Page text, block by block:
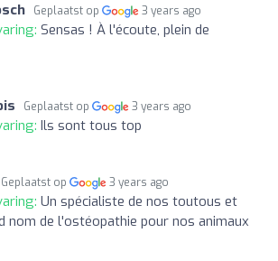
Geplaatst op 3 years ago
Sensas ! À l'écoute, plein de
Geplaatst op 3 years ago
Ils sont tous top
Geplaatst op 3 years ago
Un spécialiste de nos toutous et
nom de l'ostéopathie pour nos animaux